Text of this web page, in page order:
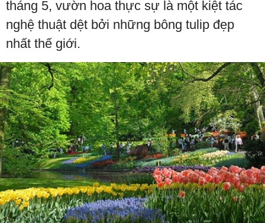
tháng 5, vườn hoa thực sự là một kiệt tác
nghệ thuật dệt bởi những bông tulip đẹp
nhất thế giới.